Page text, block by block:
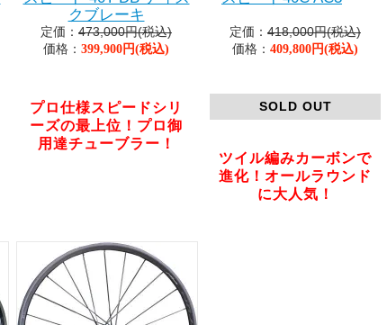
クブレーキ
定価： 473,000円(税込)
価格： 399,900円(税込)
プロ仕様スピードシリ
ーズの最上位！プロ御
用達チューブラー！
定価： 418,000円(税込)
価格： 409,800円(税込)
SOLD OUT
ツイル編みカーボンで
進化！オールラウンド
に大人気！